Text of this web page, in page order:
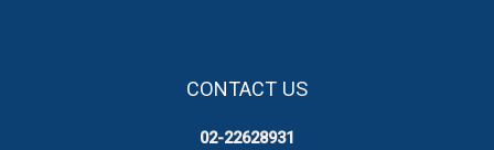
CONTACT US
02-22628931